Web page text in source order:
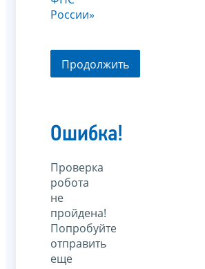
России»
Продолжить
Ошибка!
Проверка
робота
не
пройдена!
Попробуйте
отправить
еще